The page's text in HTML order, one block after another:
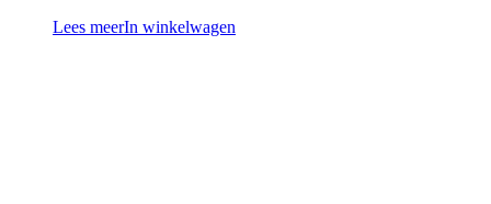
Lees meerIn winkelwagen